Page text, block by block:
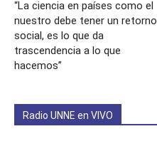
“La ciencia en países como el
nuestro debe tener un retorno
social, es lo que da
trascendencia a lo que
hacemos”
Radio UNNE en VIVO